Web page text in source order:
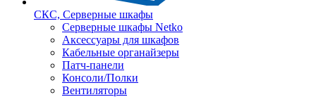
СКС, Серверные шкафы
Серверные шкафы Netko
Аксессуары для шкафов
Кабельные органайзеры
Патч-панели
Консоли/Полки
Вентиляторы